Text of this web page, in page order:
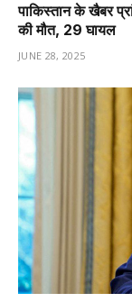
पाकिस्तान के खैबर
की मौत, 29 घायल
JUNE 28, 2025